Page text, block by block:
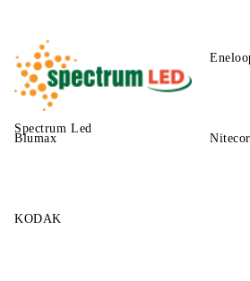
Spectrum Led
Blumax
KODAK